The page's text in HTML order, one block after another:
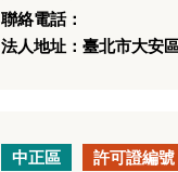
聯絡電話：
法人地址：臺北市大安
中正區 許可證編號